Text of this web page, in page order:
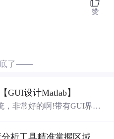
赞
了——
GUI设计Matlab】
，非常好的啊!带有GUI界